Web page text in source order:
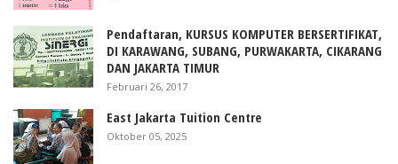
Pendaftaran, KURSUS KOMPUTER BERSERTIFIKAT,
DI KARAWANG, SUBANG, PURWAKARTA, CIKARANG
DAN JAKARTA TIMUR
Februari 26, 2017
East Jakarta Tuition Centre
Oktober 05, 2025